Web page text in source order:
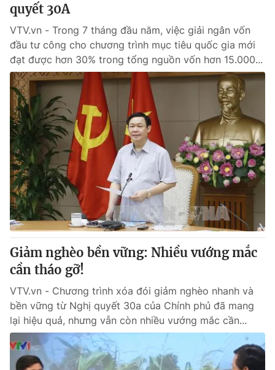
Góc doanh nghiệp
Truyền hình
Phim VTV
Hậu trường
Nhân vật
Khán giả
Giải sao mai
Giải trí
Điện ảnh
Âm nhạc
Sao
Đời sống
Du lịch
Làm đẹp
Chất lượng cuộc sống
Giáo dục
Tuyển sinh
Học trực tuyến
Công nghệ
Hitech Công nghệ tương lai
Sản phẩm
Thị trường
Tư vấn
Giao lưu trực tuyến
Lịch phát sóng
Chuyên mục khác
Emagazine Podcast
Photo Infographic
Video Shorts video
quyết 30A
VTV.vn - Trong 7 tháng đầu năm, việc giải ngân vốn
đầu tư công cho chương trình mục tiêu quốc gia mới
đạt được hơn 30% trong tổng nguồn vốn hơn 15.000...
Giảm nghèo bền vững: Nhiều vướng mắc
cần tháo gỡ!
VTV.vn - Chương trình xóa đói giảm nghèo nhanh và
bền vững từ Nghị quyết 30a của Chính phủ đã mang
lại hiệu quả, nhưng vẫn còn nhiều vướng mắc cần...